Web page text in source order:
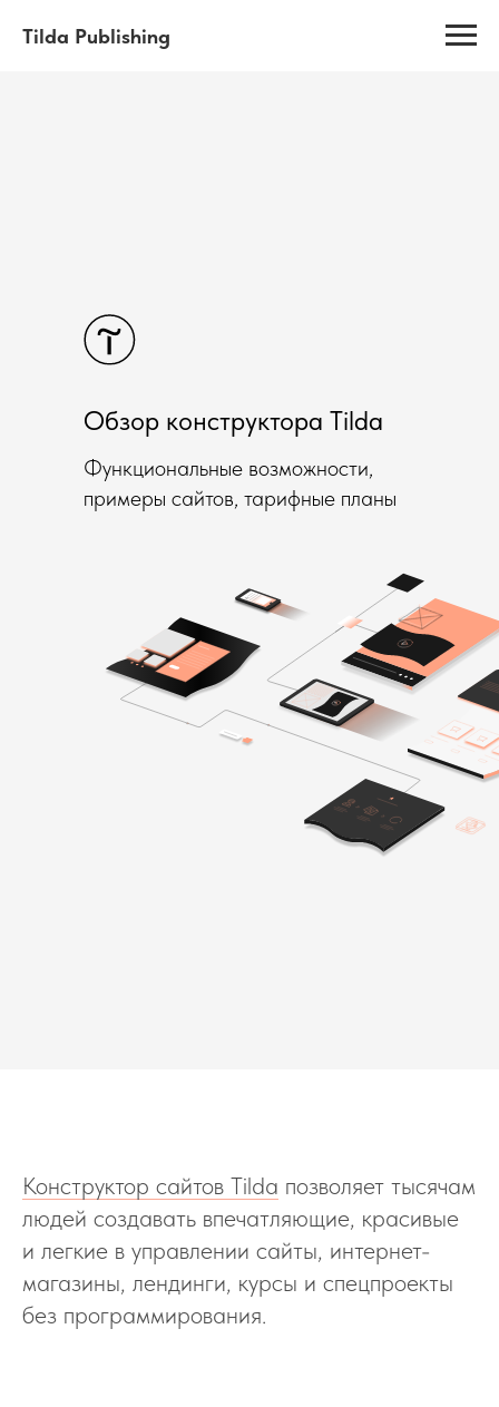
Tilda Publishing
Обзор конструктора Tilda
Функциональные возможности,
примеры сайтов, тарифные планы
Конструктор сайтов Tilda позволяет тысячам
людей создавать впечатляющие, красивые
и легкие в управлении сайты, интернет-
магазины, лендинги, курсы и спецпроекты
без программирования.